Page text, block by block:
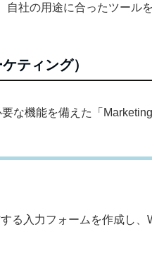
社の用途に合ったツール
ティング）
な機能を備えた「
る入力フォームを作成し、